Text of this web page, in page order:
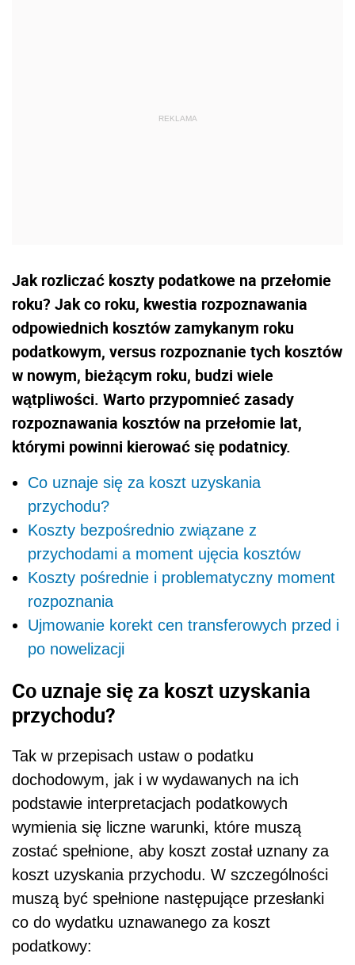
Jak rozliczać koszty podatkowe na przełomie
roku? Jak co roku, kwestia rozpoznawania
odpowiednich kosztów zamykanym roku
podatkowym, versus rozpoznanie tych kosztów
w nowym, bieżącym roku, budzi wiele
wątpliwości. Warto przypomnieć zasady
rozpoznawania kosztów na przełomie lat,
którymi powinni kierować się podatnicy.
Co uznaje się za koszt uzyskania
przychodu?
Koszty bezpośrednio związane z
przychodami a moment ujęcia kosztów
Koszty pośrednie i problematyczny moment
rozpoznania
Ujmowanie korekt cen transferowych przed i
po nowelizacji
Co uznaje się za koszt uzyskania
przychodu?
Tak w przepisach ustaw o podatku
dochodowym, jak i w wydawanych na ich
podstawie interpretacjach podatkowych
wymienia się liczne warunki, które muszą
zostać spełnione, aby koszt został uznany za
koszt uzyskania przychodu. W szczególności
muszą być spełnione następujące przesłanki
co do wydatku uznawanego za koszt
podatkowy: